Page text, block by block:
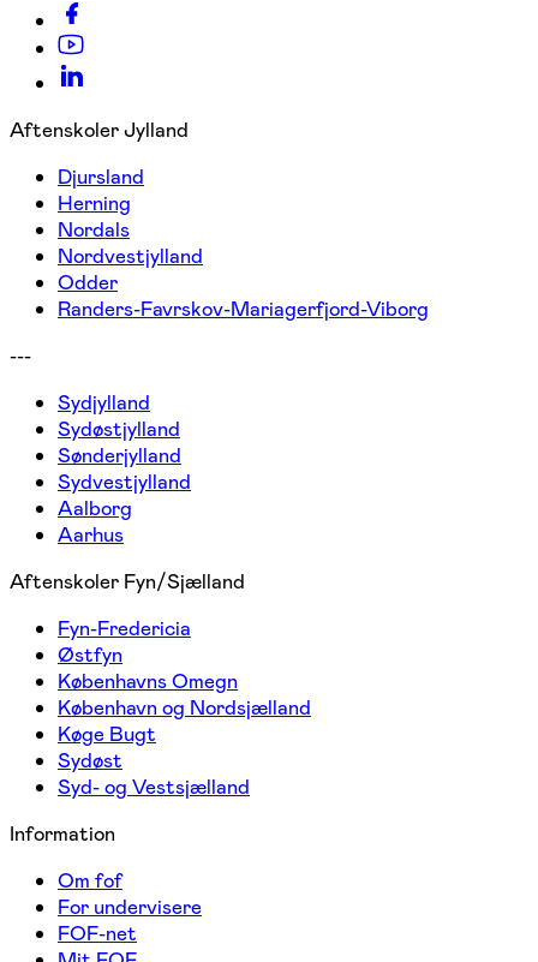
Aftenskoler Jylland
Djursland
Herning
Nordals
Nordvestjylland
Odder
Randers-Favrskov-Mariagerfjord-Viborg
---
Sydjylland
Sydøstjylland
Sønderjylland
Sydvestjylland
Aalborg
Aarhus
Aftenskoler Fyn/Sjælland
Fyn-Fredericia
Østfyn
Københavns Omegn
København og Nordsjælland
Køge Bugt
Sydøst
Syd- og Vestsjælland
Information
Om fof
For undervisere
FOF-net